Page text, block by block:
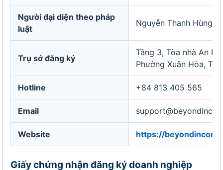
Người đại diện theo pháp
luật
Nguyễn Thanh Hùng
Trụ sở đăng ký
Tầng 3, Tòa nhà An
Phường Xuân Hòa,
Hotline +84 813 405 565
Email
Website https://
Giấy chứng nhận đăng ký doanh nghiệp